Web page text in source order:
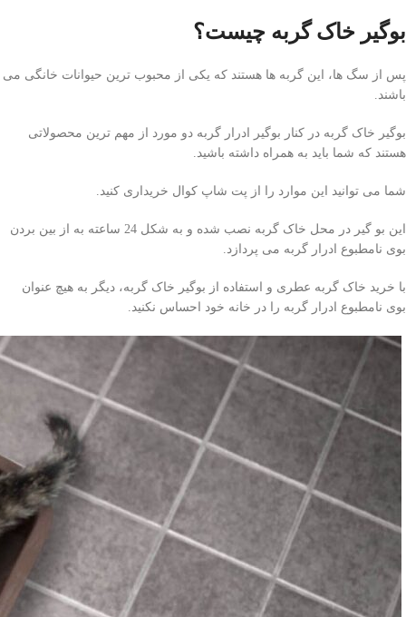
بوگیر خاک گربه چیست؟
پس از سگ ها، این گربه ها هستند که یکی از محبوب ترین حیوانات خانگی می
باشند.
بوگیر خاک گربه در کنار بوگیر ادرار گربه دو مورد از مهم ترین محصولاتی
هستند که شما باید به همراه داشته باشید.
شما می توانید این موارد را از پت شاپ کوال خریداری کنید.
این بو گیر در محل خاک گربه نصب شده و به شکل 24 ساعته به از بین بردن
بوی نامطبوع ادرار گربه می پردازد.
با خرید خاک گربه عطری و استفاده از بوگیر خاک گربه، دیگر به هیچ عنوان
بوی نامطبوع ادرار گربه را در خانه خود احساس نکنید.